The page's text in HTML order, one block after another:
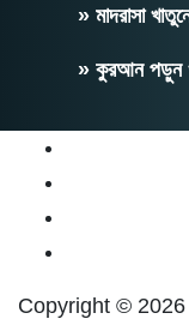
» মাদরাসা
» কুরআন পড়ুন
Copyright © 2026